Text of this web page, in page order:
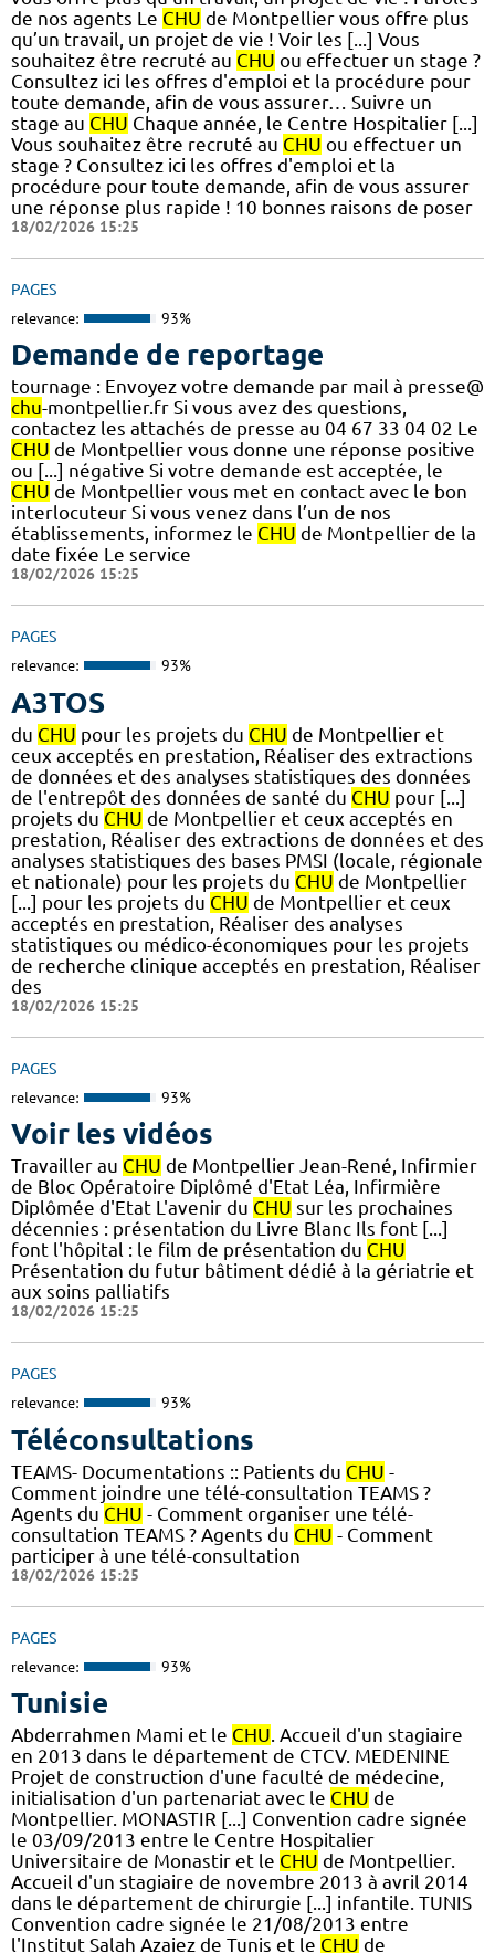
de nos agents Le CHU de Montpellier vous offre plus
qu’un travail, un projet de vie ! Voir les [...] Vous
souhaitez être recruté au CHU ou effectuer un stage ?
Consultez ici les offres d'emploi et la procédure pour
toute demande, afin de vous assurer… Suivre un
stage au CHU Chaque année, le Centre Hospitalier [...]
Vous souhaitez être recruté au CHU ou effectuer un
stage ? Consultez ici les offres d'emploi et la
procédure pour toute demande, afin de vous assurer
une réponse plus rapide ! 10 bonnes raisons de poser
18/02/2026 15:25
PAGES
relevance: 93%
Demande de reportage
tournage : Envoyez votre demande par mail à presse@
chu-montpellier.fr Si vous avez des questions,
contactez les attachés de presse au 04 67 33 04 02 Le
CHU de Montpellier vous donne une réponse positive
ou [...] négative Si votre demande est acceptée, le
CHU de Montpellier vous met en contact avec le bon
interlocuteur Si vous venez dans l’un de nos
établissements, informez le CHU de Montpellier de la
date fixée Le service
18/02/2026 15:25
PAGES
relevance: 93%
A3TOS
du CHU pour les projets du CHU de Montpellier et
ceux acceptés en prestation, Réaliser des extractions
de données et des analyses statistiques des données
de l'entrepôt des données de santé du CHU pour [...]
projets du CHU de Montpellier et ceux acceptés en
prestation, Réaliser des extractions de données et des
analyses statistiques des bases PMSI (locale, régionale
et nationale) pour les projets du CHU de Montpellier
[...] pour les projets du CHU de Montpellier et ceux
acceptés en prestation, Réaliser des analyses
statistiques ou médico-économiques pour les projets
de recherche clinique acceptés en prestation, Réaliser
des
18/02/2026 15:25
PAGES
relevance: 93%
Voir les vidéos
Travailler au CHU de Montpellier Jean-René, Infirmier
de Bloc Opératoire Diplômé d'Etat Léa, Infirmière
Diplômée d'Etat L'avenir du CHU sur les prochaines
décennies : présentation du Livre Blanc Ils font [...]
font l'hôpital : le film de présentation du CHU
Présentation du futur bâtiment dédié à la gériatrie et
aux soins palliatifs
18/02/2026 15:25
PAGES
relevance: 93%
Téléconsultations
TEAMS- Documentations :: Patients du CHU -
Comment joindre une télé-consultation TEAMS ?
Agents du CHU - Comment organiser une télé-
consultation TEAMS ? Agents du CHU - Comment
participer à une télé-consultation
18/02/2026 15:25
PAGES
relevance: 93%
Tunisie
Abderrahmen Mami et le CHU. Accueil d'un stagiaire
en 2013 dans le département de CTCV. MEDENINE
Projet de construction d'une faculté de médecine,
initialisation d'un partenariat avec le CHU de
Montpellier. MONASTIR [...] Convention cadre signée
le 03/09/2013 entre le Centre Hospitalier
Universitaire de Monastir et le CHU de Montpellier.
Accueil d'un stagiaire de novembre 2013 à avril 2014
dans le département de chirurgie [...] infantile. TUNIS
Convention cadre signée le 21/08/2013 entre
l'Institut Salah Azaiez de Tunis et le CHU de